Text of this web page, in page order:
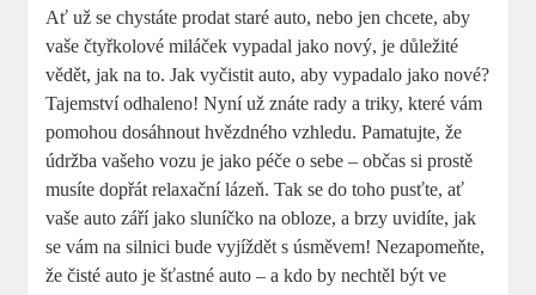
Ať už se chystáte prodat staré auto, nebo jen chcete, aby
vaše čtyřkolové miláček vypadal jako nový, je důležité
vědět, jak na to. Jak vyčistit auto, aby vypadalo jako nové?
Tajemství odhaleno! Nyní už znáte rady a triky, které vám
pomohou dosáhnout hvězdného vzhledu. Pamatujte, že
údržba vašeho vozu je jako péče o sebe – občas si prostě
musíte dopřát relaxační lázeň. Tak se do toho pusťte, ať
vaše auto září jako sluníčko na obloze, a brzy uvidíte, jak
se vám na silnici bude vyjíždět s úsměvem! Nezapomeňte,
že čisté auto je šťastné auto – a kdo by nechtěl být ve